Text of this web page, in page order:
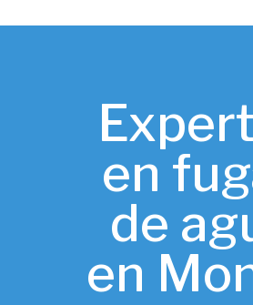
en
de
en